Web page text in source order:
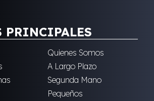
PRINCIPALES
Quienes Somos
A Largo Plazo
Segunda Mano
Pequeños